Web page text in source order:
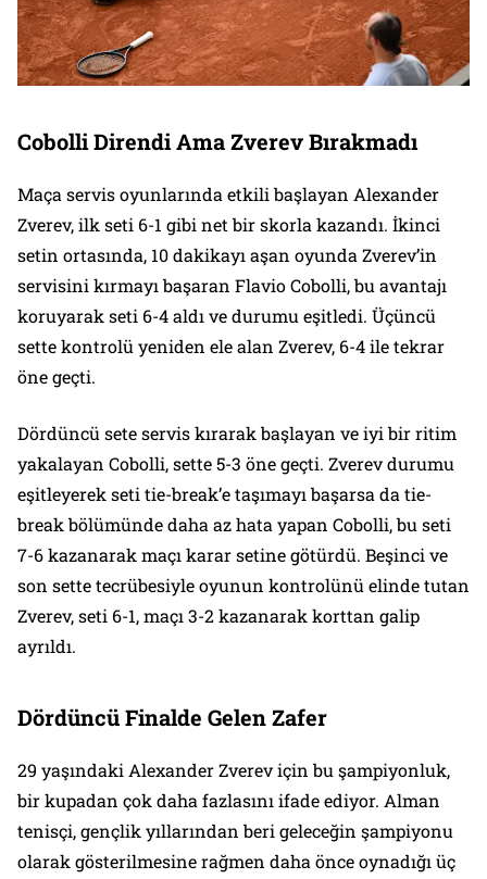
Cobolli Direndi Ama Zverev Bırakmadı
Maça servis oyunlarında etkili başlayan Alexander
Zverev, ilk seti 6-1 gibi net bir skorla kazandı. İkinci
setin ortasında, 10 dakikayı aşan oyunda Zverev’in
servisini kırmayı başaran Flavio Cobolli, bu avantajı
koruyarak seti 6-4 aldı ve durumu eşitledi. Üçüncü
sette kontrolü yeniden ele alan Zverev, 6-4 ile tekrar
öne geçti.
Dördüncü sete servis kırarak başlayan ve iyi bir ritim
yakalayan Cobolli, sette 5-3 öne geçti. Zverev durumu
eşitleyerek seti tie-break’e taşımayı başarsa da tie-
break bölümünde daha az hata yapan Cobolli, bu seti
7-6 kazanarak maçı karar setine götürdü. Beşinci ve
son sette tecrübesiyle oyunun kontrolünü elinde tutan
Zverev, seti 6-1, maçı 3-2 kazanarak korttan galip
ayrıldı.
Dördüncü Finalde Gelen Zafer
29 yaşındaki Alexander Zverev için bu şampiyonluk,
bir kupadan çok daha fazlasını ifade ediyor. Alman
tenisçi, gençlik yıllarından beri geleceğin şampiyonu
olarak gösterilmesine rağmen daha önce oynadığı üç